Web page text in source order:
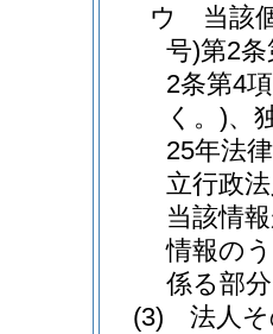
ウ
当該
号)第2
2条第4
く。)、
25年法
立行政
当該情
情報の
係る部分
(3)
法人